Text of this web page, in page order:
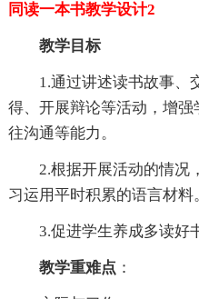
同读一本书教学设计2
教学目标
1.通过讲述读书故事、
得、开展辩论等活动，增
往沟通等能力。
2.根据开展活动的情况
习运用平时积累的语言材料
3.促进学生养成多读好
教学重难点 ：